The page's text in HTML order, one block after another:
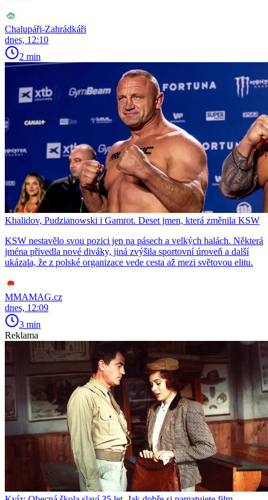
Chalupáři-Zahrádkáři
dnes, 12:10
2 min
Khalidov, Pudzianowski i Gamrot. Deset jmen, která změnila KSW
KSW nestavělo svou pozici jen na pásech a velkých halách. Některá
jména přivedla nové diváky, jiná zvýšila sportovní úroveň a další
ukázala, že z polské organizace vede cesta až mezi světovou elitu.
MMAMAG.cz
dnes, 12:09
3 min
Reklama